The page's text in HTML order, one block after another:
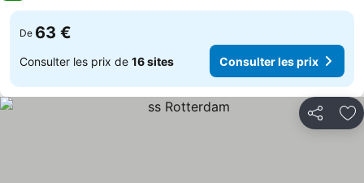
De 63 €
Consulter les prix de 16 sites Consulter les prix
Partager